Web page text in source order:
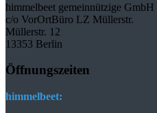
himmelbeet gemeinnützige GmbH
c/o VorOrtBüro LZ Müllerstr.
Müllerstr. 12
13353 Berlin
Öffnungszeiten
himmelbeet: